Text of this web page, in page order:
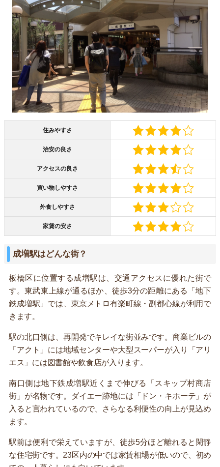
住みやすさ
治安の良さ
アクセスの良さ
買い物しやすさ
外食しやすさ
家賃の安さ
成増駅はどんな街？
板橋区に位置する成増駅は、交通アクセスに優れた街で
す。東武東上線が通るほか、徒歩3分の距離にある「地下
鉄成増駅」では、東京メトロ有楽町線・副都心線が利用で
きます。
駅の北口側は、再開発でキレイな街並みです。商業ビルの
「アクト」には地域センターや大型スーパーが入り「アリ
エス」には図書館や飲食店が入ります。
南口側は地下鉄成増駅近くまで伸びる「スキップ村商店
街」が名物です。ダイエー跡地には「ドン・キホーテ」が
入ると言われているので、さらなる利便性の向上が見込め
ます。
駅前は便利で栄えていますが、徒歩5分ほど離れると閑静
な住宅街です。23区内の中では家賃相場が低いので、初め